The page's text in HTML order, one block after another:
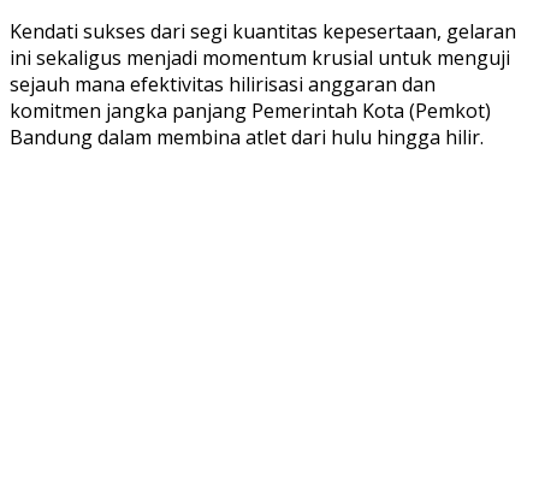
​Kendati sukses dari segi kuantitas kepesertaan, gelaran
ini sekaligus menjadi momentum krusial untuk menguji
sejauh mana efektivitas hilirisasi anggaran dan
komitmen jangka panjang Pemerintah Kota (Pemkot)
Bandung dalam membina atlet dari hulu hingga hilir.